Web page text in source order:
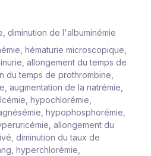
diminution de l'albuminémie
hématurie microscopique,
allongement du temps de
du temps de prothrombine,
augmentation de la natrémie,
hypochlorémie,
hypophosphorémie,
allongement du
diminution du taux de
hyperchlorémie,